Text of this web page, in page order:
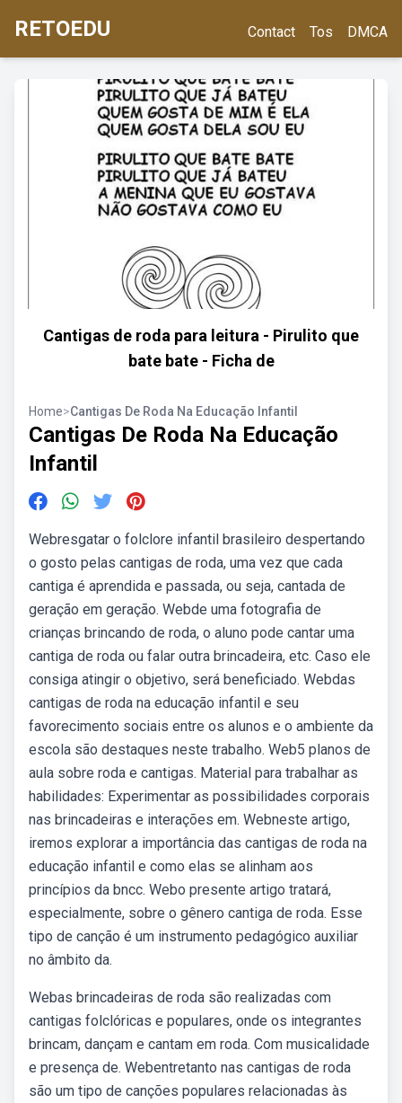
RETOEDU Contact Tos DMCA
Cantigas de roda para leitura - Pirulito que
bate bate - Ficha de
Home>Cantigas De Roda Na Educação Infantil
Cantigas De Roda Na Educação
Infantil
Webresgatar o folclore infantil brasileiro despertando
o gosto pelas cantigas de roda, uma vez que cada
cantiga é aprendida e passada, ou seja, cantada de
geração em geração. Webde uma fotografia de
crianças brincando de roda, o aluno pode cantar uma
cantiga de roda ou falar outra brincadeira, etc. Caso ele
consiga atingir o objetivo, será beneficiado. Webdas
cantigas de roda na educação infantil e seu
favorecimento sociais entre os alunos e o ambiente da
escola são destaques neste trabalho. Web5 planos de
aula sobre roda e cantigas. Material para trabalhar as
habilidades: Experimentar as possibilidades corporais
nas brincadeiras e interações em. Webneste artigo,
iremos explorar a importância das cantigas de roda na
educação infantil e como elas se alinham aos
princípios da bncc. Webo presente artigo tratará,
especialmente, sobre o gênero cantiga de roda. Esse
tipo de canção é um instrumento pedagógico auxiliar
no âmbito da.
Webas brincadeiras de roda são realizadas com
cantigas folclóricas e populares, onde os integrantes
brincam, dançam e cantam em roda. Com musicalidade
e presença de. Webentretanto nas cantigas de roda
são um tipo de canções populares relacionadas às